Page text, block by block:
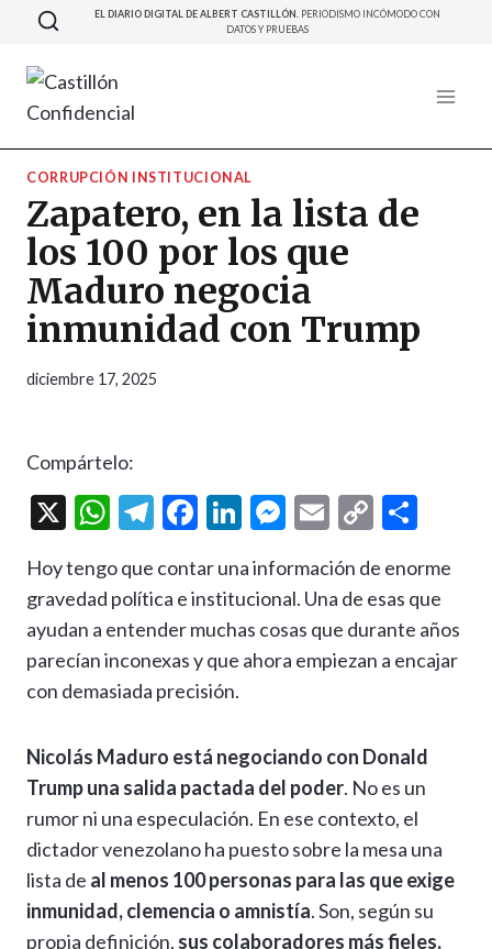
Saltar
contenido
EL DIARIO DIGITAL DE ALBERT CASTILLÓN. PERIODISMO INCÓMODO CON
DATOS Y PRUEBAS
CORRUPCIÓN INSTITUCIONAL
Zapatero, en la lista de
los 100 por los que
Maduro negocia
inmunidad con Trump
diciembre 17, 2025
Compártelo:
X
W
at
s
A
p
T
e
gr
a
m
F
e
b
o
o
Li
ke
dI
n
M
se
n
g
E
ai
l
C
p
y
Li
m
p
ar
Hoy tengo que contar una información de enorme
gravedad política e institucional. Una de esas que
ayudan a entender muchas cosas que durante años
parecían inconexas y que ahora empiezan a encajar
con demasiada precisión.
Nicolás Maduro está negociando con Donald
Trump una salida pactada del poder. No es un
rumor ni una especulación. En ese contexto, el
dictador venezolano ha puesto sobre la mesa una
lista de al menos 100 personas para las que exige
inmunidad, clemencia o amnistía. Son, según su
propia definición, sus colaboradores más fieles,